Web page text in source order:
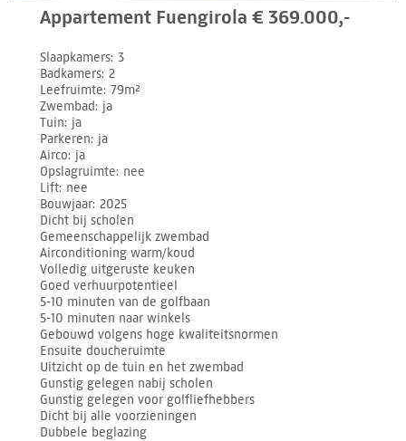
Appartement Fuengirola € 369.000,-
Slaapkamers 3
Badkamers 2
Leefruimte 79m²
Zwembad ja
Tuin ja
Parkeren ja
Airco ja
Opslagruimte nee
Lift nee
Bouwjaar 2025
Dicht bij scholen
Gemeenschappelijk zwembad
Airconditioning warm/koud
Volledig uitgeruste keuken
Goed verhuurpotentieel
5-10 minuten van de golfbaan
5-10 minuten naar winkels
Gebouwd volgens hoge kwaliteitsnormen
Ensuite doucheruimte
Uitzicht op de tuin en het zwembad
Gunstig gelegen nabij scholen
Gunstig gelegen voor golfliefhebbers
Dicht bij alle voorzieningen
Dubbele beglazing